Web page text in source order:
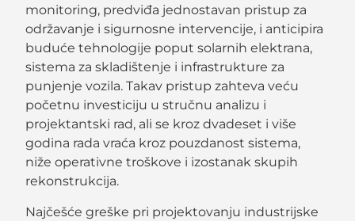
monitoring, predviđa jednostavan pristup za
održavanje i sigurnosne intervencije, i anticipira
buduće tehnologije poput solarnih elektrana,
sistema za skladištenje i infrastrukture za
punjenje vozila. Takav pristup zahteva veću
početnu investiciju u stručnu analizu i
projektantski rad, ali se kroz dvadeset i više
godina rada vraća kroz pouzdanost sistema,
niže operativne troškove i izostanak skupih
rekonstrukcija.
Najčešće greške pri projektovanju industrijske